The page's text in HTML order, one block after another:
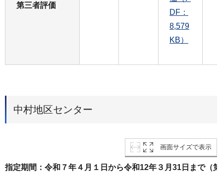
第三者評価
DF：
8,579
KB）
中村地区センター
画面サイズで表示
指定期間：令和７年４月１日から令和12年３月31日まで（